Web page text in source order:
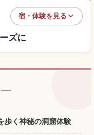
宿・体験を見る
ズに
探す
探す ↗
歩く神秘の洞窟体験